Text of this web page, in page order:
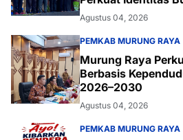
Agustus 04, 2026
PEMKAB MURUNG RAYA
Murung Raya
Berbasis
2026–2030
Agustus 04, 2026
PEMKAB MURUNG RAYA